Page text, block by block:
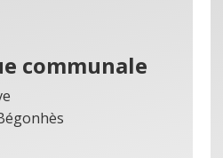
communale